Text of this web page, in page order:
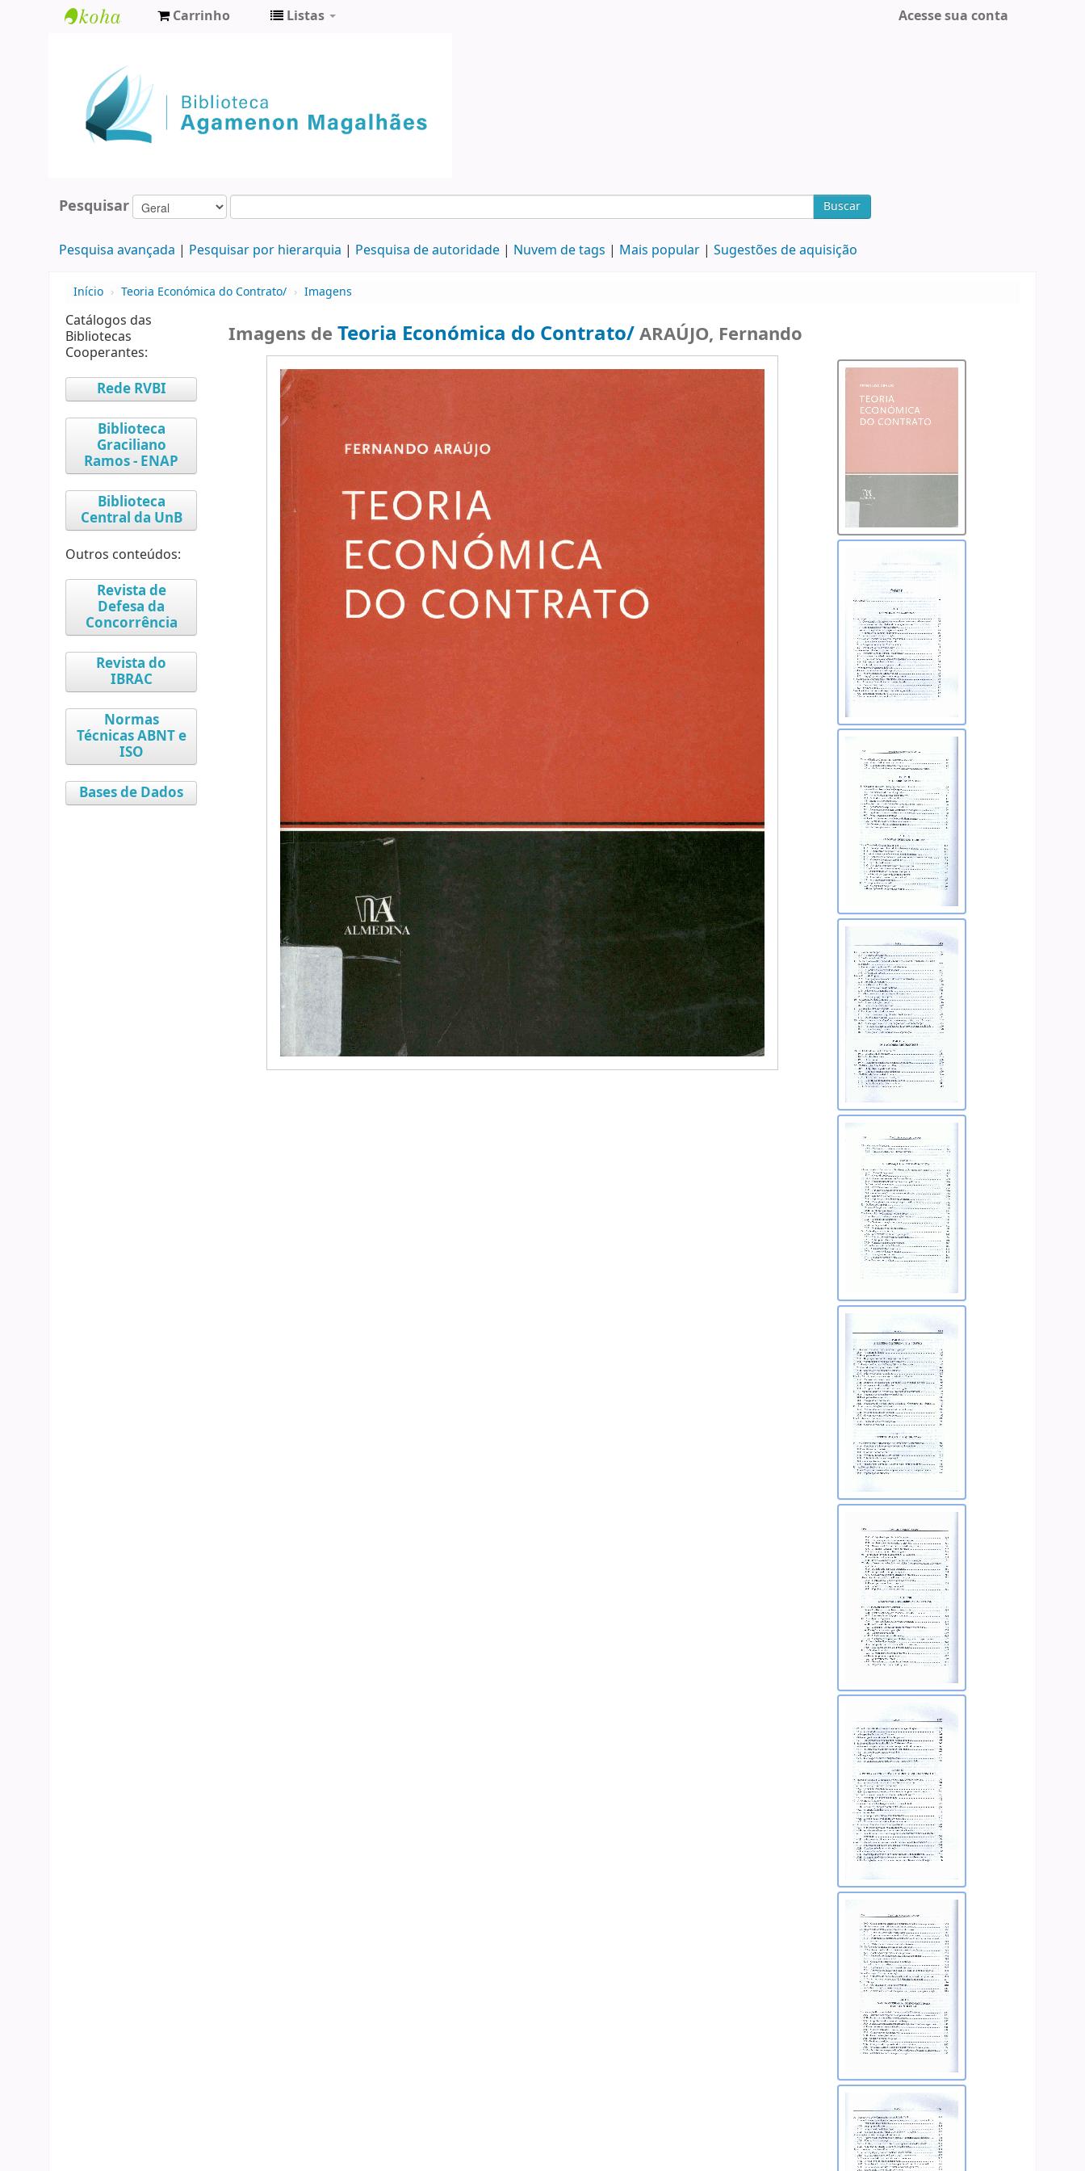
Agamenon
Magalhães
Carrinho Listas Acesse sua conta
Pesquisar Buscar
Pesquisa avançada Pesquisar por hierarquia Pesquisa de autoridade Nuvem de tags Mais popular Sugestões de aquisição
Início › Teoria Económica do Contrato/ › Imagens
Catálogos das
Bibliotecas
Cooperantes:
Rede RVBI
Biblioteca
Graciliano
Ramos - ENAP
Biblioteca
Central da UnB
Outros conteúdos:
Revista de
Defesa da
Concorrência
Revista do
IBRAC
Normas
Técnicas ABNT e
ISO
Bases de Dados
Imagens deTeoria Económica do Contrato/ARAÚJO, Fernando